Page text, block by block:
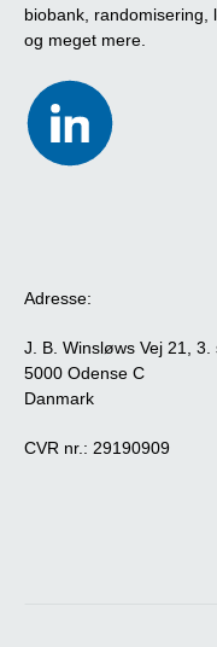
biobank, randomisering,
og meget mere.
Adresse:
J. B. Winsløws Vej 21, 3.
5000 Odense C
Danmark
CVR nr.: 29190909